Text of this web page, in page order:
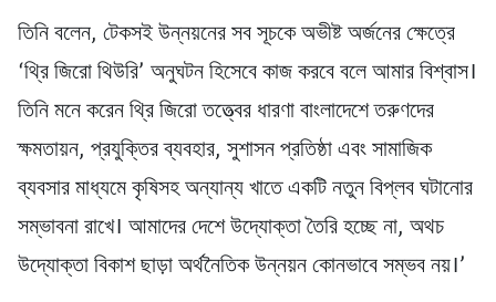
তিনি বলেন, টেকসই উন্নয়নের সব সূচকে অভীষ্ট অর্জনের ক্ষেত্রে
‘থ্রি জিরো থিউরি’ অনুঘটন হিসেবে কাজ করবে বলে আমার বিশ্বাস।
তিনি মনে করেন থ্রি জিরো তত্ত্বের ধারণা বাংলাদেশে তরুণদের
ক্ষমতায়ন, প্রযুক্তির ব্যবহার, সুশাসন প্রতিষ্ঠা এবং সামাজিক
ব্যবসার মাধ্যমে কৃষিসহ অন্যান্য খাতে একটি নতুন বিপ্লব ঘটানোর
সম্ভাবনা রাখে। আমাদের দেশে উদ্যোক্তা তৈরি হচ্ছে না, অথচ
উদ্যোক্তা বিকাশ ছাড়া অর্থনৈতিক উন্নয়ন কোনভাবে সম্ভব নয়।’